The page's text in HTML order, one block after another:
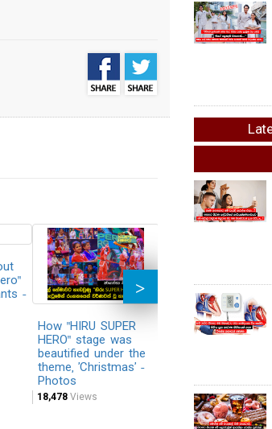
-
How "HIRU SUPER
HERO" stage was
beautified under the
theme, 'Christmas' -
Photos
18,478 Views
final 20
Photos
11,758Views